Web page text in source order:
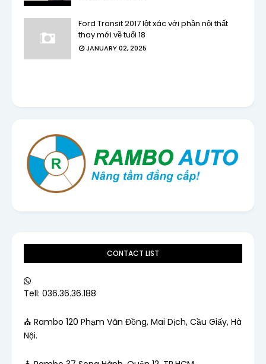
Ford Transit 2017 lột xác với phần nội thất
thay mới về tuổi 18
JANUARY 02, 2025
CONTACT LIST
Tell: 036.36.36.188
⛪ Rambo 120 Phạm Văn Đồng, Mai Dịch, Cầu Giấy, Hà
Nội.